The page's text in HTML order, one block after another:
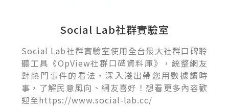
Social Lab社群實驗室
Social Lab社群實驗室使用全台最大社群口碑聆
聽工具《OpView社群口碑資料庫》，統整網友
對熱門事件的看法，深入淺出帶您用數據讀時
事，了解民意風向、網友喜好！想看更多內容歡
迎至https://www.social-lab.cc/